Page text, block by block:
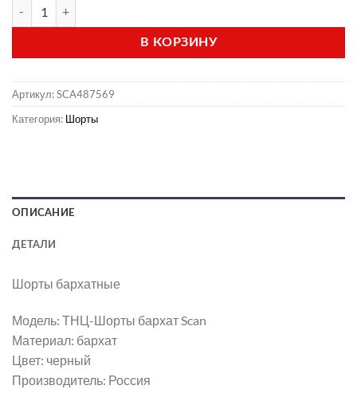
В КОРЗИНУ
Артикул:SCA487569
Категория: Шорты
ОПИСАНИЕ
ДЕТАЛИ
Шорты бархатные
Модель: ТНЦ-Шорты бархат Scan
Материал: бархат
Цвет: черный
Производитель: Россия